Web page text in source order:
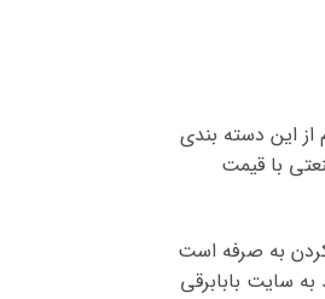
این دسته بندی
با قیمت
به صرفه است
سایت بابابرقی